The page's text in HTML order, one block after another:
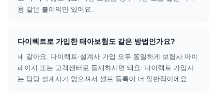
용 같은 불이익만 있어요.
다이렉트로 가입한 태아보험도 같은 방법인가요?
네 같아요. 다이렉트·설계사 가입 모두 동일하게 보험사 마이
페이지 또는 고객센터로 등재하시면 돼요. 다이렉트 가입자
는 담당 설계사가 없으셔서 셀프 등록이 더 일반적이에요.